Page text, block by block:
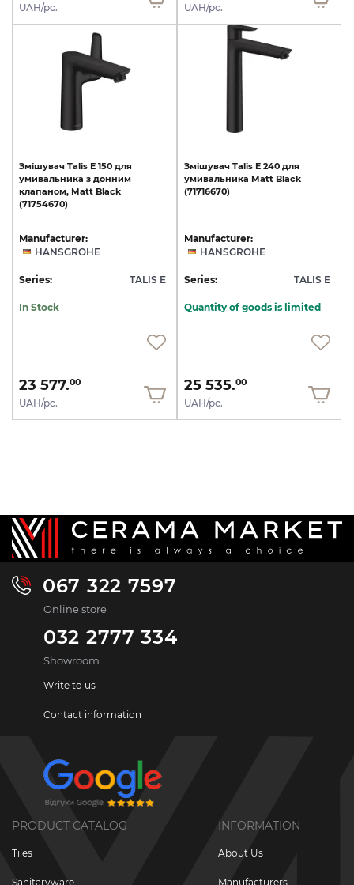
UAH/pc. UAH/pc.
Змішувач Talis E 150 для
умивальника з донним
клапаном, Matt Black
(71754670)
Manufacturer:
HANSGROHE
Series: TALIS E
In Stock
23 577.00
UAH/pc.
Змішувач Talis E 240 для
умивальника Matt Black
(71716670)
Manufacturer:
HANSGROHE
Series: TALIS E
Quantity of goods is limited
25 535.00
UAH/pc.
067 322 7597
Online store
032 2777 334
Showroom
Write to us
Contact information
PRODUCT CATALOG
Tiles
Sanitaryware
INFORMATION
About Us
Manufacturers